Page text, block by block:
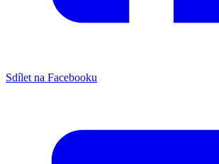
Sdílet na Facebooku